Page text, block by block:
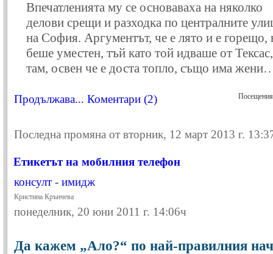
Впечатленията му се основаваха на няколко
делови срещи и разходка по централните
на София. Аргументът, че е лято и е горещо,
беше уместен, тъй като той идваше от
там, освен че е доста топло, също има
Продължава... Коментари (2)
Последна промяна от вторник, 12 март 2013 г.
Етикетът на мобилния телефон
консулт - имидж
Кристина Крънчева
понеделник, 20 юни 2011 г. 14:06ч
Да кажем „Ало?“ по най-правилния